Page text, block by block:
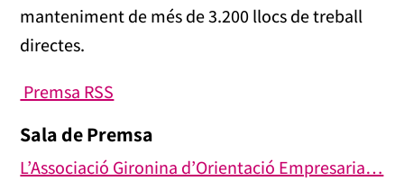
manteniment de més de 3.200 llocs de treball
directes.
Premsa RSS
Sala de Premsa
L’Associació Gironina d’Orientació Empresaria…